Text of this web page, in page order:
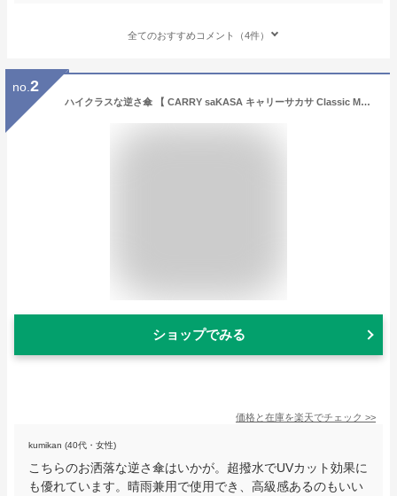
全てのおすすめコメント（4件）
no. 2
ハイクラスな逆さ傘 【 CARRY saKASA キャリーサカサ Classic Model Mサイズ 】 逆さ傘 軽量 紳士 メンズ 雨傘 高級 長傘 男性用 ブランド プレゼント 晴雨兼用 おしゃれ 逆さま傘 日傘 UVカット 超撥水 さかさ傘 【 あす楽 ギフト 】
ショップでみる
価格と在庫を楽天でチェック >>
kumikan (40代・女性)
こちらのお洒落な逆さ傘はいかが。超撥水でUVカット効果に
も優れています。晴雨兼用で使用でき、高級感あるのもいい